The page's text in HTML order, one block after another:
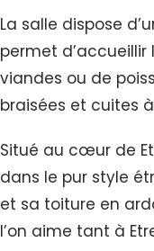
La salle dispose
permet
viandes ou de
braisées et cuites
Situé au cœur de
dans le pur style
et sa toiture en
l’on aime tant à